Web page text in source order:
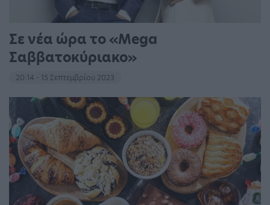
Σε νέα ώρα το «Mega
Σαββατοκύριακο»
20:14 - 15 Σεπτεμβρίου 2023